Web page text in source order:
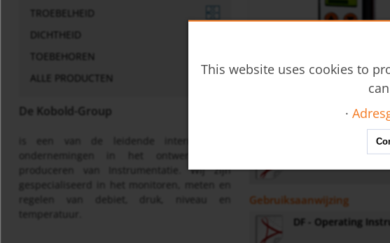
TROEBELHEID
DICHTHEID
TOEBEHOREN
ALLE PRODUCTEN
De Kobold-Group
is een van de leidende internationale
ondernemingen in het ontwerpen en
produceren van Instrumentatie. Wij zijn
gespecialiseerd in het monitoren, meten en
regelen van debiet, druk, niveau en
Gebruiksaanwijzing
DF - Operating
This website uses cookies to
·